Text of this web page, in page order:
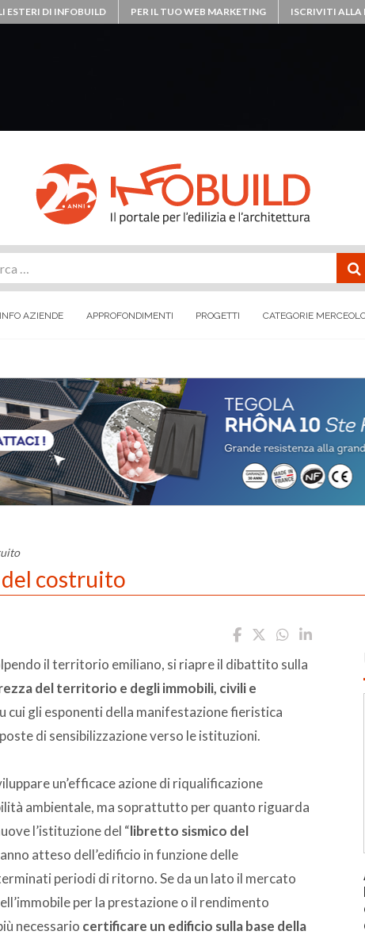
ESTERI DI INFOBUILD PER IL TUO WEB MARKETING ISCRIVITI ALLA
INFO AZIENDE APPROFONDIMENTI PROGETTI CATEGORIE
costruito
il territorio emiliano, si riapre il dibattito sulla
del territorio e degli immobili, civili e
cui gli esponenti della manifestazione fieristica
di sensibilizzazione verso le istituzioni.
un’efficace azione di riqualificazione
ambientale, ma soprattutto per quanto riguarda
l’istituzione del “libretto sismico del
atteso dell’edificio in funzione delle
periodi di ritorno. Se da un lato il mercato
per la prestazione o il rendimento
necessario certificare un edificio sulla base della